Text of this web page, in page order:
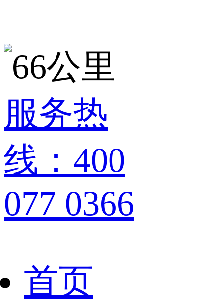
服务热
线：400
077 0366
首页